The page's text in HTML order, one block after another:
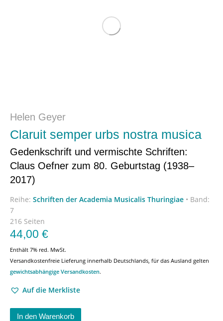
Helen Geyer
Claruit semper urbs nostra musica
Gedenkschrift und vermischte Schriften:
Claus Oefner zum 80. Geburtstag (1938–
2017)
Reihe: Schriften der Academia Musicalis Thuringiae • Band:
7
216 Seiten
44,00 €
Enthält 7% red. MwSt.
Versandkostenfreie Lieferung innerhalb Deutschlands, für das Ausland gelten
gewichtsabhängige Versandkosten.
Auf die Merkliste
In den Warenkorb